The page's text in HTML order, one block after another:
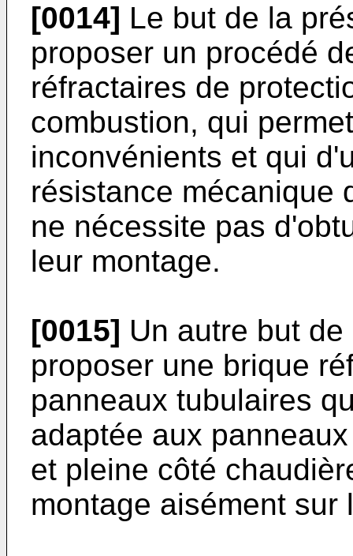
[0014] Le but de la
proposer un procédé
réfractaires de
combustion, qui
inconvénients et qui
résistance mécanique
ne nécessite pas
leur montage.
[0015] Un autre but
proposer une brique
panneaux tubulaires
adaptée aux
et pleine côté
montage aisément sur